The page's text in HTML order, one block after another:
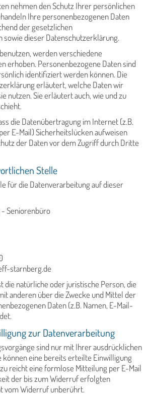
nehmen den Schutz Ihrer persönlichen
Ihre personenbezogenen Daten
der gesetzlichen
dieser Datenschutzerklärung.
werden verschiedene
erhoben. Personenbezogene Daten sind
identifiziert werden können. Die
erläutert, welche Daten wir
nutzen. Sie erläutert auch, wie und zu
die Datenübertragung im Internet (z.B.
E-Mail) Sicherheitslücken aufweisen
der Daten vor dem Zugriff durch Dritte
Stelle
für die Datenverarbeitung auf dieser
Seniorenbüro
starnberg.de
die natürliche oder juristische Person, die
anderen über die Zwecke und Mittel der
Daten (z.B. Namen, E-Mail-
zur Datenverarbeitung
sind nur mit Ihrer ausdrücklichen
können eine bereits erteilte Einwilligung
reicht eine formlose Mitteilung per E-Mail
der bis zum Widerruf erfolgten
vom Widerruf unberührt.